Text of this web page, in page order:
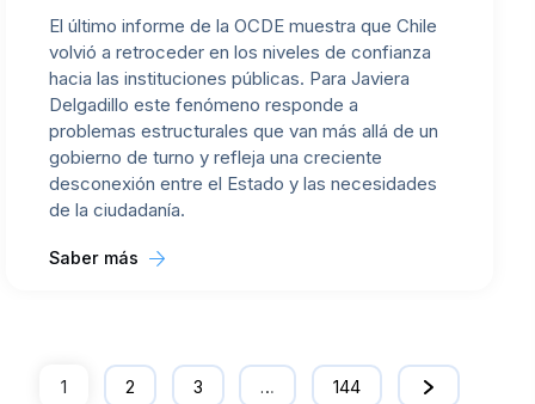
El último informe de la OCDE muestra que Chile
volvió a retroceder en los niveles de confianza
hacia las instituciones públicas. Para Javiera
Delgadillo este fenómeno responde a
problemas estructurales que van más allá de un
gobierno de turno y refleja una creciente
desconexión entre el Estado y las necesidades
de la ciudadanía.
Saber más
1 2 3 … 144